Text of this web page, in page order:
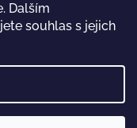
Dalším
souhlas s jejich